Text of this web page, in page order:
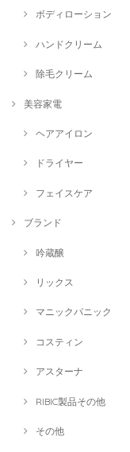
ボディローション
ハンドクリーム
除毛クリーム
美容家電
ヘアアイロン
ドライヤー
フェイスケア
ブランド
吟蔵醸
リックス
マニックパニック
コスティン
アスターナ
RIBIC製品その他
その他